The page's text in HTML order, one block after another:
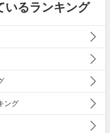
いるランキング
ング